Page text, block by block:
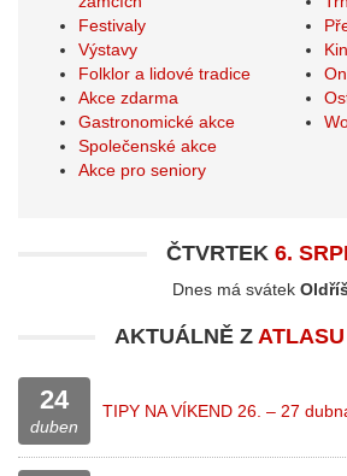
Festivaly
Výstavy
Folklor a lidové tradice
Akce zdarma
Gastronomické akce
Společenské akce
Akce pro seniory
ČTVRTEK 6.
Dnes má svátek
AKTUÁLNĚ Z
24
duben
TIPY NA VÍKEND 26. – 27